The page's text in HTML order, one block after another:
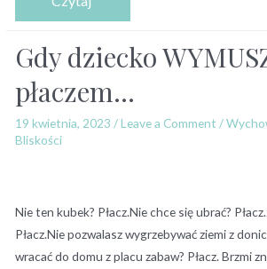
Gdy dziecko
płaczem…
19 kwietnia, 2023 /Leave a Comment /
Bliskości
Nie ten kubek? Płacz.Nie chce się ubrać?
Płacz.Nie pozwalasz wygrzebywać ziemi z
wracać do domu z placu zabaw? Płacz. Brzmi